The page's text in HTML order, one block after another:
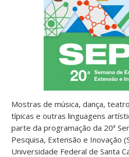
Mostras de música, dança,
típicas e outras linguagens
parte da programação da 20ª
Pesquisa, Extensão e Inovação
Universidade Federal de Santa